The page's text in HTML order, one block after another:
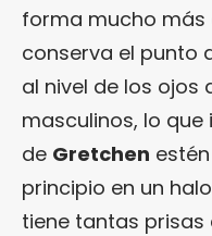
forma mucho más
conserva el punto
al nivel de los ojos
masculinos, lo
de Gretchen
principio en un
tiene tantas prisas